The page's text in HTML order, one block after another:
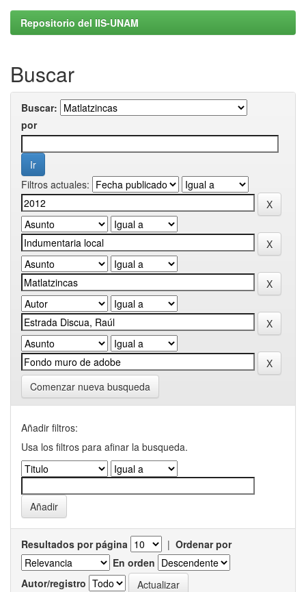
Repositorio del IIS-UNAM
Buscar
Buscar:
por
Filtros actuales:
Comenzar nueva busqueda
Añadir filtros:
Usa los filtros para afinar la busqueda.
Resultados por página | Ordenar por
En orden
Autor/registro